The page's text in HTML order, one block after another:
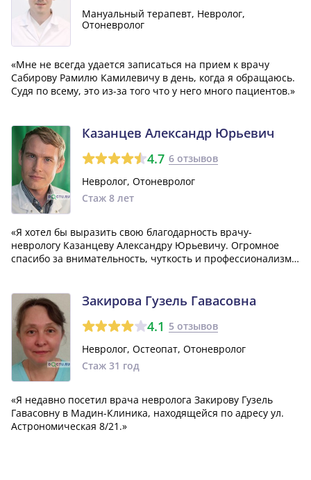
Мануальный терапевт, Невролог,
Отоневролог
«Мне не всегда удается записаться на прием к врачу
Сабирову Рамилю Камилевичу в день, когда я обращаюсь.
Судя по всему, это из-за того что у него много пациентов.»
Казанцев Александр Юрьевич
4.7 6 отзывов
Невролог, Отоневролог
Стаж 8 лет
«Я хотел бы выразить свою благодарность врачу-
неврологу Казанцеву Александру Юрьевичу. Огромное
спасибо за внимательность, чуткость и профессионализм,
Закирова Гузель Гавасовна
4.1 5 отзывов
Невролог, Остеопат, Отоневролог
Стаж 31 год
«Я недавно посетил врача невролога Закирову Гузель
Гавасовну в Мадин-Клиника, находящейся по адресу ул.
Астрономическая 8/21.»